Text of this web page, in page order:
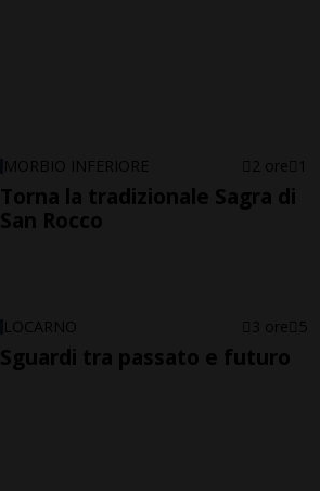
MORBIO INFERIORE 2 ore 1
Torna la tradizionale Sagra di
San Rocco
LOCARNO 3 ore 5
Sguardi tra passato e futuro